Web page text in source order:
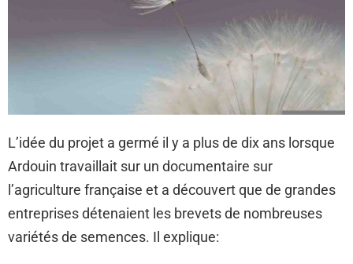
L’idée du projet a germé il y a plus de dix ans lorsque
Ardouin travaillait sur un documentaire sur
l’agriculture française et a découvert que de grandes
entreprises détenaient les brevets de nombreuses
variétés de semences. Il explique: